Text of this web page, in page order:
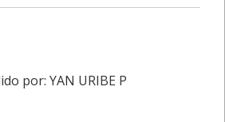
por: YAN URIBE P